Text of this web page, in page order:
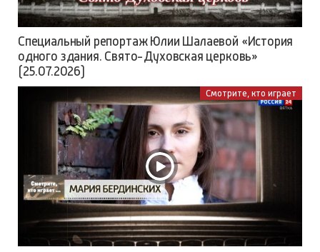
Специальный репортаж Юлии Шалаевой «История
одного здания. Свято-Духовская церковь»
(25.07.2026)
Смотрите, кто играет